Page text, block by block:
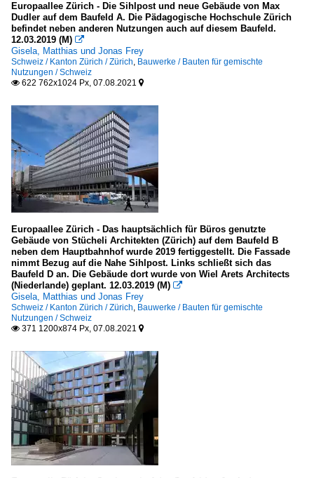
Belgien
Provinz Antwerpen
Verschiedene Städte
Region Brüssel Hauptstadt
Brüssel
Brunnen, Denkmäler etc.
Denkmäler
Deutschland
Europa
Kunstwerke
Deutschland
Europa
Parks
Deutschland
Europa
Plätze
Europa
Europaallee Zürich - Die Sihlpost und neue Gebäude von Max
Dudler auf dem Baufeld A. Die Pädagogische Hochschule Zürich
befindet neben anderen Nutzungen auch auf diesem Baufeld.
12.03.2019 (M) 
Gisela, Matthias und Jonas Frey
Schweiz / Kanton Zürich / Zürich, Bauwerke / Bauten für gemischte
Nutzungen / Schweiz
 622 762x1024 Px, 07.08.2021 
Europaallee Zürich - Das hauptsächlich für Büros genutzte
Gebäude von Stücheli Architekten (Zürich) auf dem Baufeld B
neben dem Hauptbahnhof wurde 2019 fertiggestellt. Die Fassade
nimmt Bezug auf die Nahe Sihlpost. Links schließt sich das
Baufeld D an. Die Gebäude dort wurde von Wiel Arets Architects
(Niederlande) geplant. 12.03.2019 (M) 
Gisela, Matthias und Jonas Frey
Schweiz / Kanton Zürich / Zürich, Bauwerke / Bauten für gemischte
Nutzungen / Schweiz
 371 1200x874 Px, 07.08.2021 